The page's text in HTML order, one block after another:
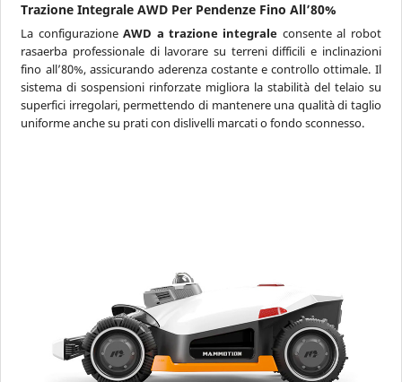
Trazione Integrale AWD Per Pendenze Fino All’80%
La configurazioneAWD a trazione integrale consente al robot
rasaerba professionale di lavorare su terreni difficili e inclinazioni
fino all’80%, assicurando aderenza costante e controllo ottimale. Il
sistema di sospensioni rinforzate migliora la stabilità del telaio su
superfici irregolari, permettendo di mantenere una qualità di taglio
uniforme anche su prati con dislivelli marcati o fondo sconnesso.